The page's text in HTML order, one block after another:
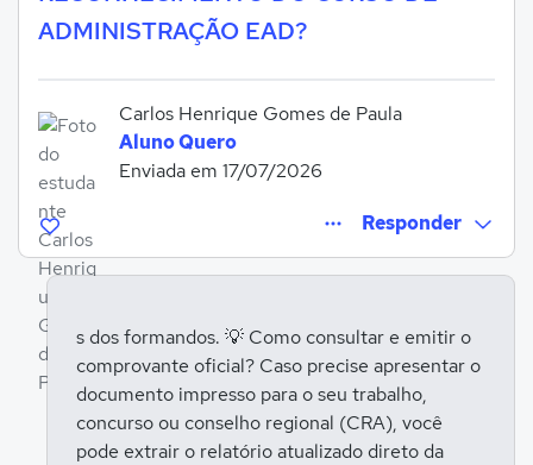
ADMINISTRAÇÃO EAD?
Carlos Henrique Gomes de Paula
Aluno Quero
Enviada em 17/07/2026
Responder
Entrar para responder
s dos formandos. 💡 Como consultar e emitir o
comprovante oficial? Caso precise apresentar o
documento impresso para o seu trabalho,
concurso ou conselho regional (CRA), você
pode extrair o relatório atualizado direto da